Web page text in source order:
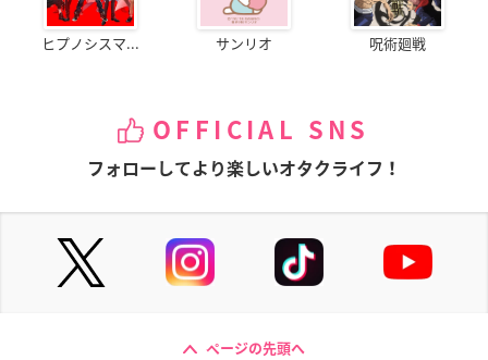
ヒプノシスマ... サンリオ 呪術廻戦
OFFICIAL SNS
フォローしてより楽しいオタクライフ！
ページの先頭へ